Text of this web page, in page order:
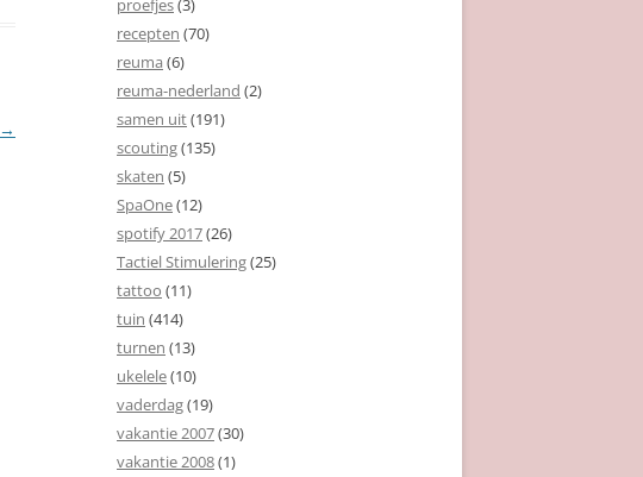
→
proefjes(3)
recepten (70)
reuma (6)
reuma-nederland (2)
samen uit(191)
scouting(135)
skaten (5)
SpaOne(12)
spotify 2017(26)
Tactiel Stimulering(25)
tattoo (11)
tuin (414)
turnen (13)
ukelele(10)
vaderdag(19)
vakantie 2007(30)
vakantie 2008(1)